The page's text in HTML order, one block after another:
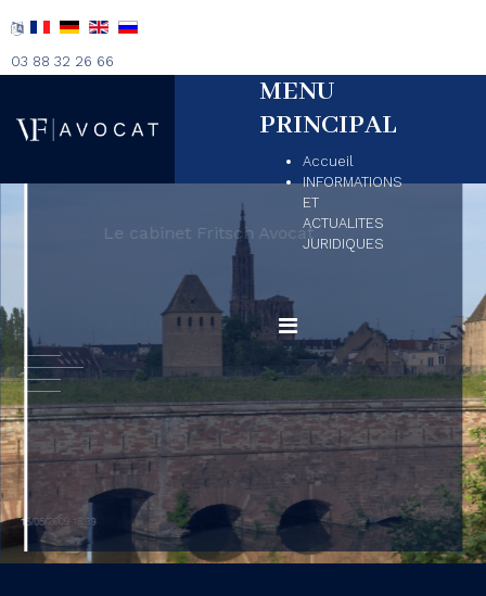
03 88 32 26 66
MENU
PRINCIPAL
Accueil
INFORMATIONS
ET
ACTUALITES
JURIDIQUES
Le cabinet Fritsch Avocat
Plus de 24 ans
d'expérience au
service de votre
défense
et de vos intérêts